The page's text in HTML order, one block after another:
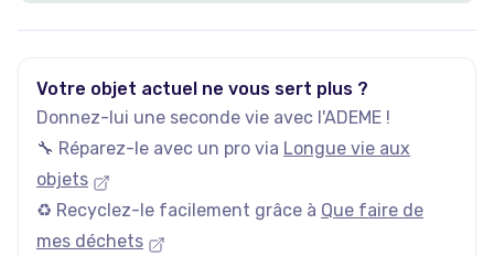
Votre objet actuel ne vous sert plus ?
Donnez-lui une seconde vie avec l'ADEME !
🔧 Réparez-le avec un pro via Longue vie aux
objets
♻️ Recyclez-le facilement grâce à Que faire de
mes déchets